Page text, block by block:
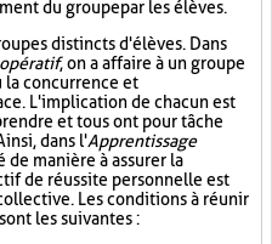
du groupe par les élèves.
distincts d'élèves. Dans
, on a affaire à un groupe
la concurrence et
L'implication de chacun est
et tous ont pour tâche
dans l'Apprentissage
de manière à assurer la
de réussite personnelle est
Les conditions à réunir
les suivantes :